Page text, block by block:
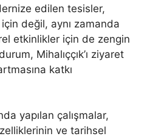
edilen tesisler,
değil, aynı zamanda
etkinlikler için de zengin
Mihalıççık’ı ziyaret
katkı
yapılan çalışmalar,
ve tarihsel